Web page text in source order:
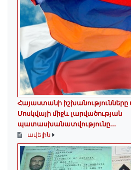
Հայաստանի իշխանությունները
Մոսկվայի միջև լարվածության
պատասխանատվությունը...
ավելին